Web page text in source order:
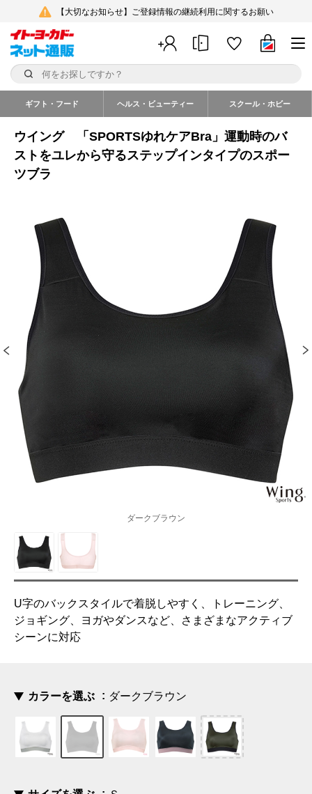
【大切なお知らせ】ご登録情報の継続利用に関するお願い
ギフト・フード ヘルス・ビューティー スクール・ホビー
ウイング 「SPORTSゆれケアBra」運動時のバ
ストをユレから守るステップインタイプのスポー
ツブラ
ダークブラウン
U字のバックスタイルで着脱しやすく、トレーニング、
ジョギング、ヨガやダンスなど、さまざまなアクティブ
シーンに対応
カラーを選ぶ ダークブラウン